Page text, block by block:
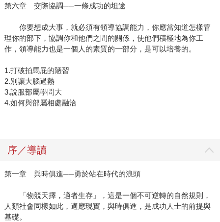
第六章 交際協調──一條成功的坦途
你要想成大事，就必須有領導協調能力，你應當知道怎樣管
理你的部下，協調你和他們之間的關係，使他們積極地為你工
作，領導能力也是一個人的素質的一部分，是可以培養的。
1.打破拍馬屁的陋習
2.別讓大腦過熱
3.說服部屬學問大
4.如何與部屬相處融洽
序／導讀
第一章 與時俱進──勇於站在時代的浪頭
「物競天擇，適者生存」，這是一個不可逆轉的自然規則，
人類社會同樣如此，適應現實，與時俱進，是成功人士的前提與
基礎。